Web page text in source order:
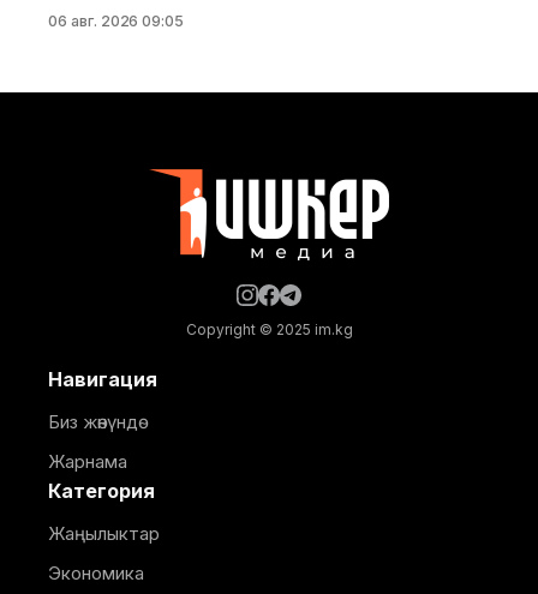
аталган мыйзам
долбоорлорду каржылоону улантууда. Бул
жылдыгынын жыйынтыгы боюнча,
06 авг. 2026 09:05
Copyright © 2025 im.kg
Навигация
Биз жөнүндө
Жарнама
Категория
Жаңылыктар
Экономика